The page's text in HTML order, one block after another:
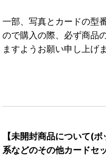
一部、写真とカードの型
ので購入の際、必ず商品
ますようお願い申し上げま
【未開封商品について(
系などのその他カードセ